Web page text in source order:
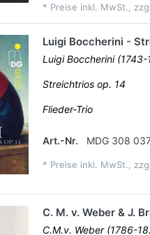
* Preise inkl. MwSt.,
Luigi Boccherini -
Luigi Boccherini (1743-
Streichtrios op. 14
Flieder-Trio
Art.-Nr. MDG 308
* Preise inkl. MwSt.,
C. M. v. Weber & J.
C.M.v. Weber (1786-